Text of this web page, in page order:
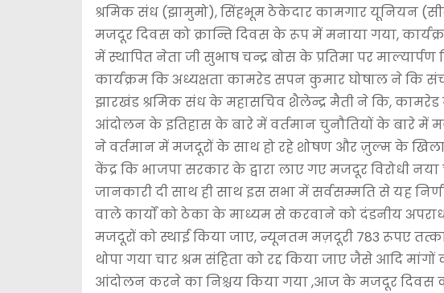
श्रमिक संध (झामुमो), सिंहभूम ठेकेदार कामगार यूनियन
मजदूर दिवस को क्रान्ति दिवस के रूप में मनाया गया,
में स्थापित नेता जी सुभाष चन्द्र बोस के प्रतिमा पर
कार्यक्रम कि अध्यक्षता कामरेड सपन कुमार घोषाल ने कि
झारखंड श्रमिक संध के महासचिव शैलेन्द्र मैती ने कि,
आंदोलन के इतिहास के बारे में वर्तमान चुनौतियों के बारे में
ने वर्तमान में मजदूरों के साथ हो रहे शोषण और ज़ुल्म के
केंद्र कि भाजपा सरकार के द्वारा लाए गए मजदूर विरोधी
जानकारी दी साथ ही साथ इस सभा में सर्वसम्मति से यह
वाले कार्यों को ठेका के माध्यम से करवाने को दंडनीय
मजदूरों को स्थाई किया जाए, न्यूनतम मज़दूरी 783 रूपए
थोपा गया चार श्रम संहिता को रद्द किया जाए जैसे आदि
आंदोलन करने का निश्चय किया गया ,आज के मजदूर दिवस